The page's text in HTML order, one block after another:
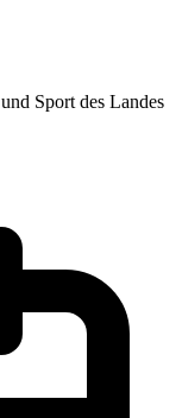
Sport des Landes